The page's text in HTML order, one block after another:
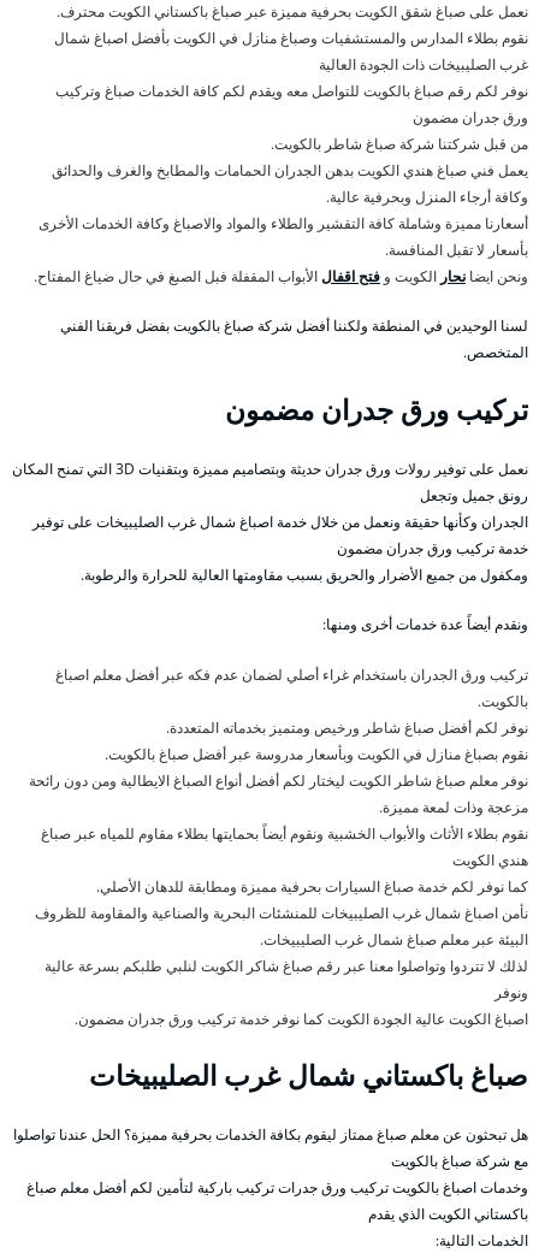
نعمل على صباغ شقق الكويت بحرفية مميزة عبر صباغ باكستاني الكويت محترف.
نقوم بطلاء المدارس والمستشفيات وصباغ منازل في الكويت بأفضل اصباغ شمال
غرب الصليبيخات ذات الجودة العالية
نوفر لكم رقم صباغ بالكويت للتواصل معه ويقدم لكم كافة الخدمات صباغ وتركيب
ورق جدران مضمون
من قبل شركتنا شركة صباغ شاطر بالكويت.
يعمل فني صباغ هندي الكويت بدهن الجدران الحمامات والمطابخ والغرف والحدائق
وكافة أرجاء المنزل وبحرفية عالية.
أسعارنا مميزة وشاملة كافة التقشير والطلاء والمواد والاصباغ وكافة الخدمات الأخرى
بأسعار لا تقبل المنافسة.
ونحن ايضا نحار الكويت و فتح اقفالالأبواب المقفلة فبل الصبغ في حال ضياغ المفتاح.
لسنا الوحيدين في المنطقة ولكننا أفضل شركة صباغ بالكويت بفضل فريقنا الفني
المتخصص.
تركيب ورق جدران مضمون
نعمل على توفير رولات ورق جدران حديثة وبتصاميم مميزة وبتقنيات 3D التي تمنح المكان
رونق جميل وتجعل
الجدران وكأنها حقيقة ونعمل من خلال خدمة اصباغ شمال غرب الصليبيخات على توفير
خدمة تركيب ورق جدران مضمون
ومكفول من جميع الأضرار والحريق بسبب مقاومتها العالية للحرارة والرطوبة.
ونقدم أيضاً عدة خدمات أخرى ومنها:
تركيب ورق الجدران باستخدام غراء أصلي لضمان عدم فكه عبر أفضل معلم اصباغ
بالكويت.
نوفر لكم أفضل صباغ شاطر ورخيص ومتميز بخدماته المتعددة.
نقوم بصباغ منازل في الكويت وبأسعار مدروسة عبر أفضل صباغ بالكويت.
نوفر معلم صباغ شاطر الكويت ليختار لكم أفضل أنواع الصباغ الايطالية ومن دون رائحة
مزعجة وذات لمعة مميزة.
نقوم بطلاء الأثاث والأبواب الخشبية ونقوم أيضاً بحمايتها بطلاء مقاوم للمياه عبر صباغ
هندي الكويت
كما نوفر لكم خدمة صباغ السيارات بحرفية مميزة ومطابقة للدهان الأصلي.
نأمن اصباغ شمال غرب الصليبيخات للمنشئات البحرية والصناعية والمقاومة للظروف
البيئة عبر معلم صباغ شمال غرب الصليبيخات.
لذلك لا تتردوا وتواصلوا معنا عبر رقم صباغ شاكر الكويت لنلبي طلبكم بسرعة عالية
ونوفر
اصباغ الكويت عالية الجودة الكويت كما نوفر خدمة تركيب ورق جدران مضمون.
صباغ باكستاني شمال غرب الصليبيخات
هل تبحثون عن معلم صباغ ممتاز ليقوم بكافة الخدمات بحرفية مميزة؟ الحل عندنا تواصلوا
مع شركة صباغ بالكويت
وخدمات اصباغ بالكويت تركيب ورق جدرات تركيب باركية لتأمين لكم أفضل معلم صباغ
باكستاني الكويت الذي يقدم
الخدمات التالية: